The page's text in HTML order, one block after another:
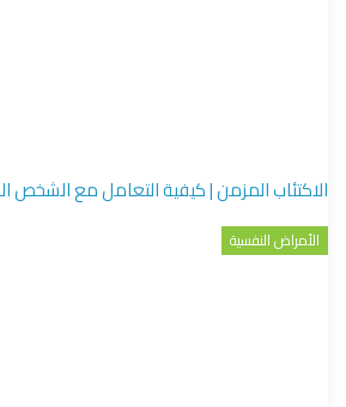
الاكتئاب المزمن | كيفية التعامل مع الشخص
الأمراض النفسية